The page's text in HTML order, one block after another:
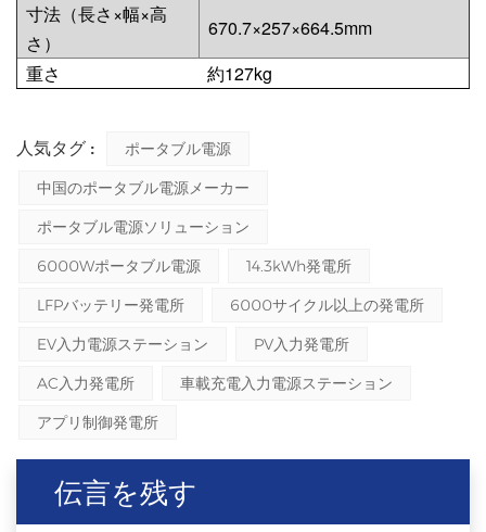
寸法（長さ×幅×高
さ）
670.7×257×664.5mm
重さ
約127kg
人気タグ :
ポータブル電源
中国のポータブル電源メーカー
ポータブル電源ソリューション
6000Wポータブル電源
14.3kWh発電所
LFPバッテリー発電所
6000サイクル以上の発電所
EV入力電源ステーション
PV入力発電所
AC入力発電所
車載充電入力電源ステーション
アプリ制御発電所
伝言を残す